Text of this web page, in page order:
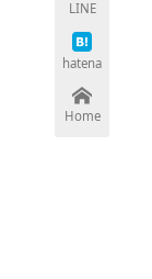
LINE
hatena
Home